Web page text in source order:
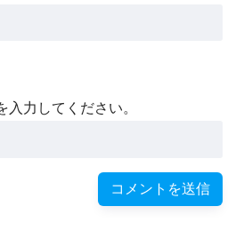
力してください。